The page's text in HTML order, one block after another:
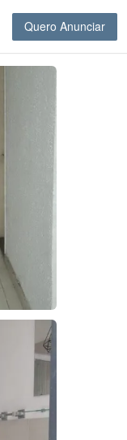
Quero Anunciar